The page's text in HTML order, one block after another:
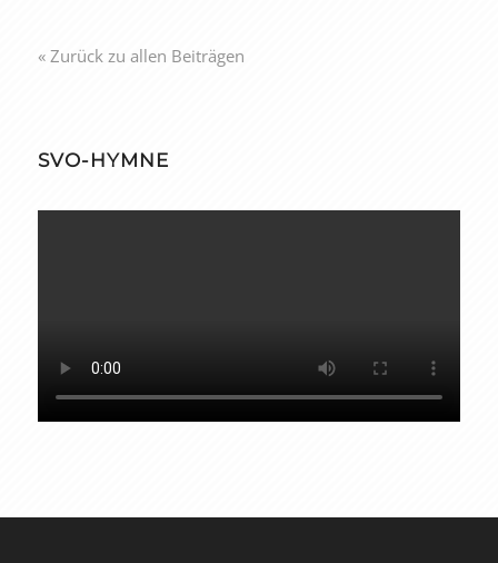
« Zurück zu allen Beiträgen
SVO-HYMNE